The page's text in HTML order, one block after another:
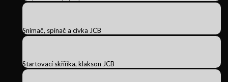
Snímač, spínač a cívka JCB
Startovací skříňka, klakson JCB